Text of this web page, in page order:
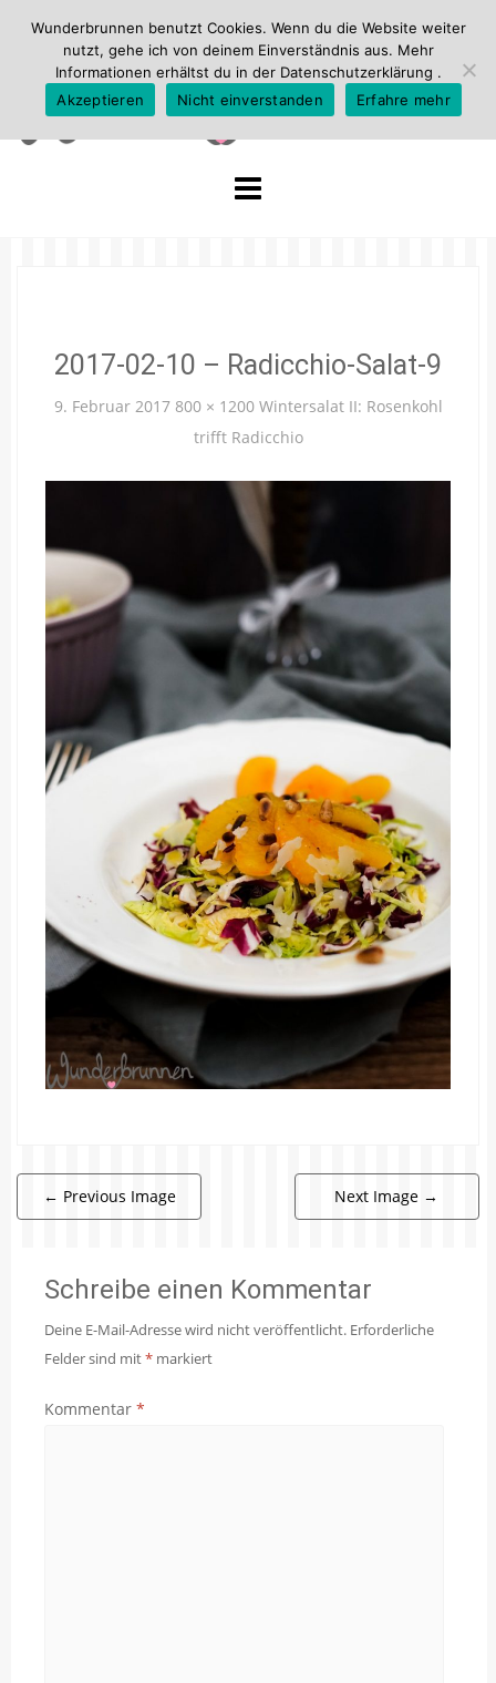
2017-02-10 – Radicchio-Salat-9
9. Februar 2017 800 × 1200 Wintersalat II: Rosenkohl
trifft Radicchio
← Previous Image Next Image →
Schreibe einen Kommentar
Deine E-Mail-Adresse wird nicht veröffentlicht. Erforderliche
Felder sind mit* markiert
Kommentar *
Wunderbrunnen benutzt Cookies. Wenn du die Website weiter
nutzt, gehe ich von deinem Einverständnis aus. Mehr
Informationen erhältst du in der Datenschutzerklärung .
Akzeptieren
Nicht einverstanden Erfahre mehr